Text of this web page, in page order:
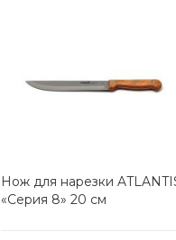
Нож для нарезки
«Серия 8» 20 см